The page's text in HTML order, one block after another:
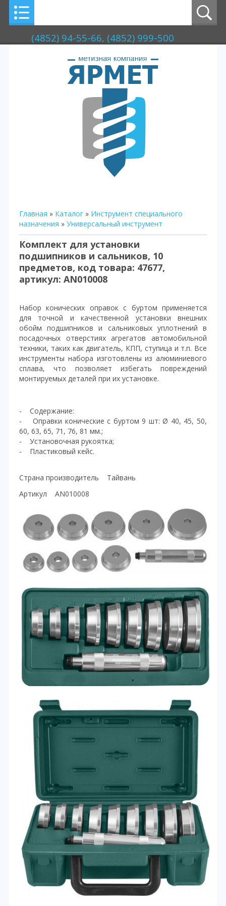
(4852) 94-55-66, (4852) 999-500
Главная » Каталог » Инструмент специального
назначения » Универсальный инструмент
Комплект для установки
подшипников и сальников, 10
предметов, код товара: 47677,
артикул: AN010008
Набор конических оправок с буртом применяется
для точной и качественной установки внешних
обойм подшипников и сальниковых уплотнений в
посадочных отверстиях агрегатов автомобильной
техники, таких как двигатель, КПП, ступица и т.п. Все
инструменты набора изготовлены из алюминиевого
сплава, что позволяет избегать повреждений
монтируемых деталей при их установке.
- Содержание:
- Оправки конические с буртом 9 шт: Ø 40, 45, 50,
60, 63, 65, 71, 76, 81 мм.;
- Установочная рукоятка;
- Пластиковый кейс.
Страна производитель Тайвань
Артикул AN010008